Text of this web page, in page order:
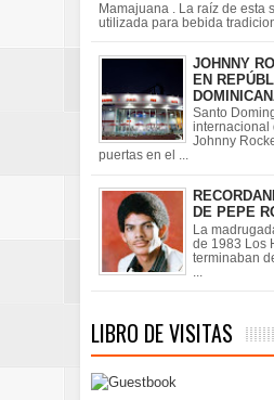
Mamajuana . La raíz de esta
utilizada para bebida
JOHNNY
EN
Santo
internacional
Johnny
puertas en el ...
DE PEPE
La
de 1983 Los
terminaban
LIBRO DE VISITAS